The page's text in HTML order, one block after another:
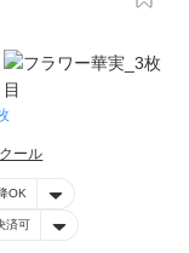
ール
OK
済可